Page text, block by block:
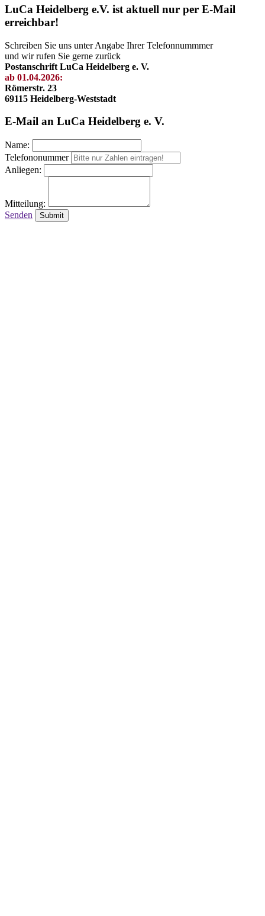
LuCa Heidelberg e.V. ist aktuell nur per E-Mail
erreichbar!
Schreiben Sie uns unter Angabe Ihrer Telefonnummmer
und wir rufen Sie gerne zurück
Postanschrift LuCa Heidelberg e. V.
ab 01.04.2026:
Römerstr. 23
69115 Heidelberg-Weststadt
E-Mail an LuCa Heidelberg e. V.
Name:
Telefononummer
Anliegen:
Mitteilung:
Senden